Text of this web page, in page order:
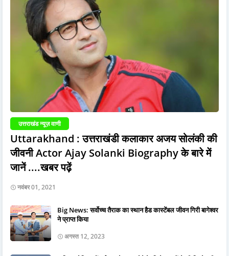
उत्तराखंड न्यूज़ वाणी
Uttarakhand : उत्तराखंडी कलाकार अजय सोलंकी की
जीवनी Actor Ajay Solanki Biography के बारे में
जानें ....खबर पढ़ें
नवंबर 01, 2021
Big News: सर्वोच्च तैराक का स्थान हैड कास्टेंबल जीवन गिरी बागेश्वर
ने प्राप्त किया
अगस्त 12, 2023